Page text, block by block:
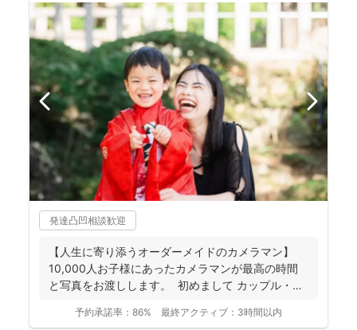
発達凸凹相談歓迎
【人生に寄り添うオーダーメイドのカメラマン】
10,000人お子様にあったカメラマンが最高の時間
と写真をお渡しします。 初めまして カップル・
予約承諾率： 86% 最終アクティブ： 3時間以内